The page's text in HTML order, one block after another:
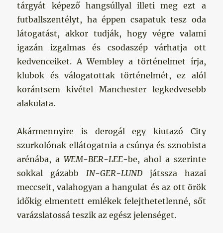
tárgyát képező hangsúllyal illeti meg ezt a
futballszentélyt, ha éppen csapatuk tesz oda
látogatást, akkor tudják, hogy végre valami
igazán izgalmas és csodaszép várhatja ott
kedvenceiket. A Wembley a történelmet írja,
klubok és válogatottak történelmét, ez alól
korántsem kivétel Manchester legkedvesebb
alakulata.
Akármennyire is derogál egy kiutazó City
szurkolónak ellátogatnia a csúnya és sznobista
arénába, aWEM-BER-LEE-be, ahol a szerinte
sokkal gázabb IN-GER-LUND játssza hazai
meccseit, valahogyan a hangulat és az ott örök
időkig elmentett emlékek felejthetetlenné, sőt
varázslatossá teszik az egész jelenséget.